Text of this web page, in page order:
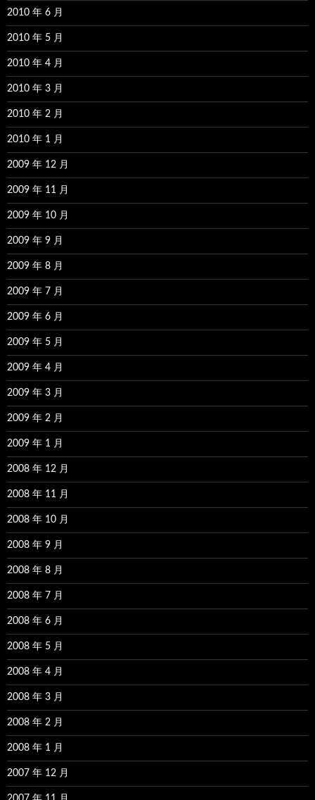
2010 年 6 月
2010 年 5 月
2010 年 4 月
2010 年 3 月
2010 年 2 月
2010 年 1 月
2009 年 12 月
2009 年 11 月
2009 年 10 月
2009 年 9 月
2009 年 8 月
2009 年 7 月
2009 年 6 月
2009 年 5 月
2009 年 4 月
2009 年 3 月
2009 年 2 月
2009 年 1 月
2008 年 12 月
2008 年 11 月
2008 年 10 月
2008 年 9 月
2008 年 8 月
2008 年 7 月
2008 年 6 月
2008 年 5 月
2008 年 4 月
2008 年 3 月
2008 年 2 月
2008 年 1 月
2007 年 12 月